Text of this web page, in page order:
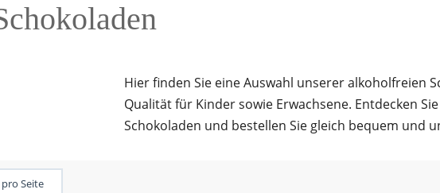
Hier finden Sie eine Auswahl unserer alkoholfreien
Qualität für Kinder sowie Erwachsene. Entdecken
Schokoladen und bestellen Sie gleich bequem und